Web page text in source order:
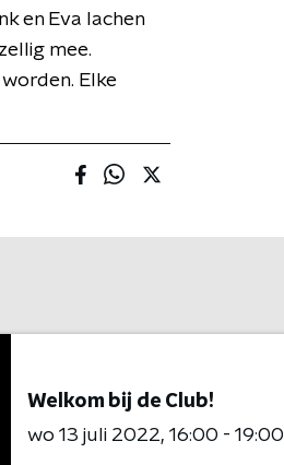
en Eva lachen
mee.
Elke
Welkom bij de Club!
wo 13 juli 2022 16:00 - 19:00